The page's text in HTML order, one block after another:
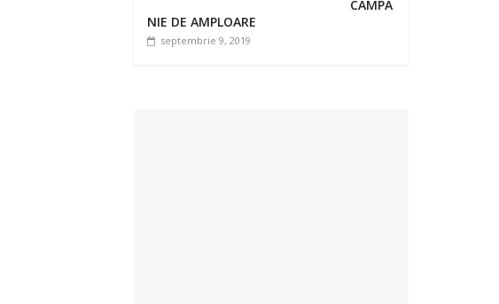
CAMPA
NIE DE AMPLOARE
septembrie 9, 2019